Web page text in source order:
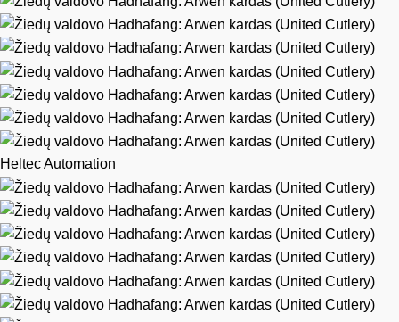
Heltec Automation